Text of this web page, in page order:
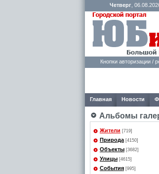
Четверг,
Кнопки авторизации /
Главная Новости
Альбомы
Жители [719]
Природа [4150]
Объекты [3682]
Улицы [4615]
События [995]